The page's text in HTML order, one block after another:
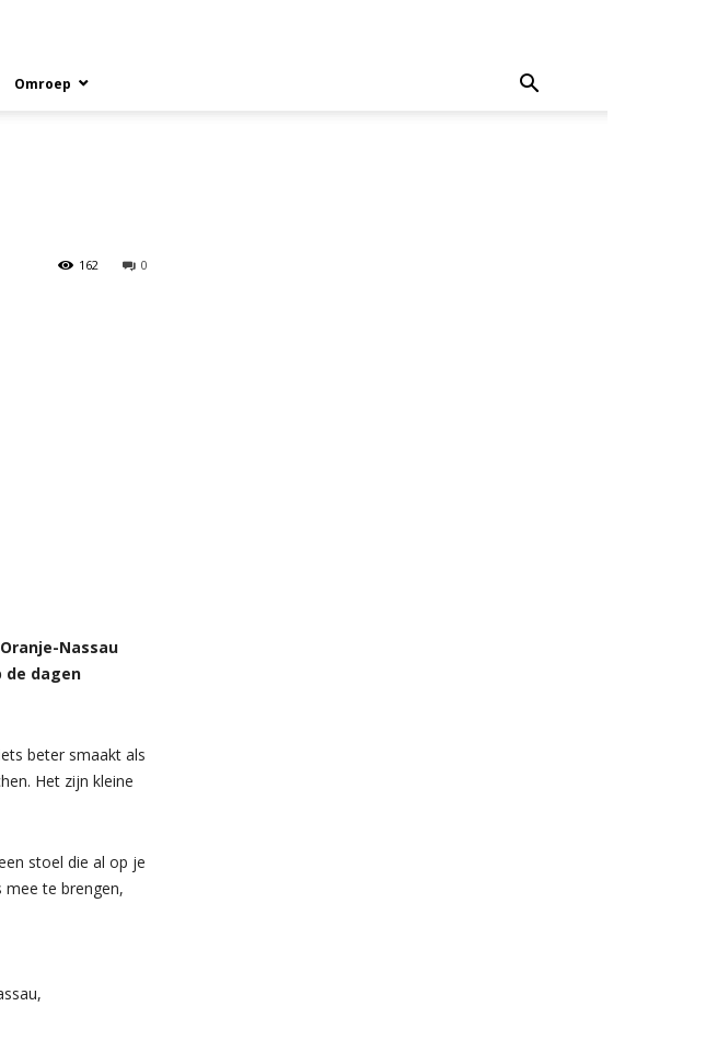
Omroep
0
162
Nassau
de dagen
beter smaakt als
Het zijn kleine
stoel die al op je
mee te brengen,